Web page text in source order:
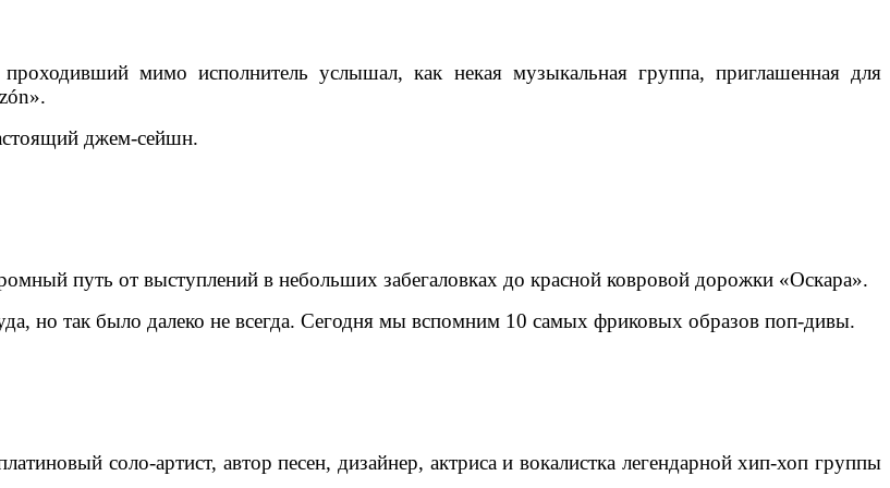
мимо исполнитель услышал, как некая музыкальная группа, приглашенная для
джем-сейшн.
путь от выступлений в небольших забегаловках до красной ковровой дорожки «Оскара».
но так было далеко не всегда. Сегодня мы вспомним 10 самых фриковых образов поп-дивы.
соло-артист, автор песен, дизайнер, актриса и вокалистка легендарной хип-хоп группы